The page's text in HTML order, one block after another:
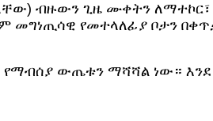
ብዙውን ጊዜ ሙቀትን
መግነጢሳዊ የመተላለፊያ ቦታን
የማብሰያ ውጤቱን ማሻሻል ነው።